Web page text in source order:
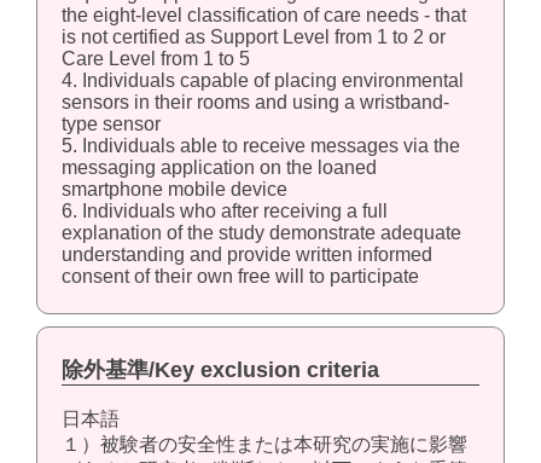
the eight-level classification of care needs - that
is not certified as Support Level from 1 to 2 or
Care Level from 1 to 5
4. Individuals capable of placing environmental
sensors in their rooms and using a wristband-
type sensor
5. Individuals able to receive messages via the
messaging application on the loaned
smartphone mobile device
6. Individuals who after receiving a full
explanation of the study demonstrate adequate
understanding and provide written informed
consent of their own free will to participate
除外基準/Key exclusion criteria
日本語
１）被験者の安全性または本研究の実施に影響